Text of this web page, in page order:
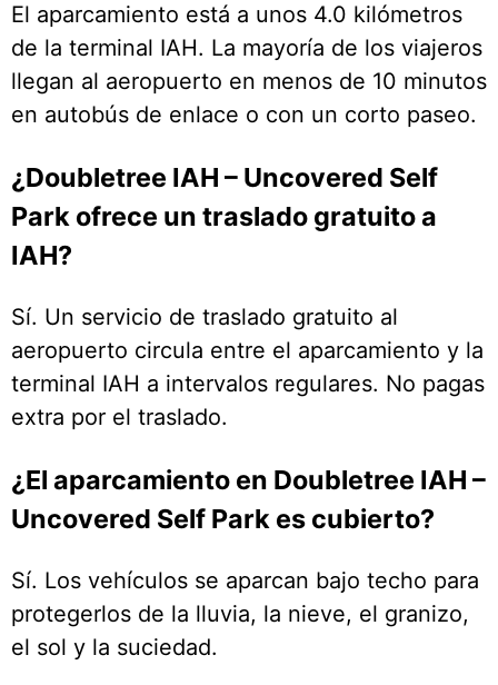
El aparcamiento está a unos 4.0 kilómetros
de la terminal IAH. La mayoría de los viajeros
llegan al aeropuerto en menos de 10 minutos
en autobús de enlace o con un corto paseo.
¿Doubletree IAH – Uncovered Self
Park ofrece un traslado gratuito a
IAH?
Sí. Un servicio de traslado gratuito al
aeropuerto circula entre el aparcamiento y la
terminal IAH a intervalos regulares. No pagas
extra por el traslado.
¿El aparcamiento en Doubletree IAH –
Uncovered Self Park es cubierto?
Sí. Los vehículos se aparcan bajo techo para
protegerlos de la lluvia, la nieve, el granizo,
el sol y la suciedad.